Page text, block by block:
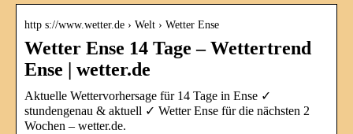
http s://www.wetter.de › Welt › Wetter Ense
Wetter Ense 14 Tage – Wettertrend
Ense | wetter.de
Aktuelle Wettervorhersage für 14 Tage in Ense ✓
stundengenau & aktuell ✓ Wetter Ense für die nächsten 2
Wochen – wetter.de.